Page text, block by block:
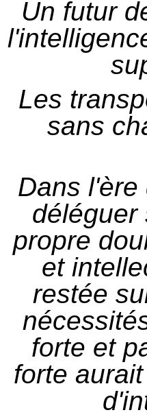
Un futur
Les
sans
Dans
déléguer
propre
et
restée
forte et
forte